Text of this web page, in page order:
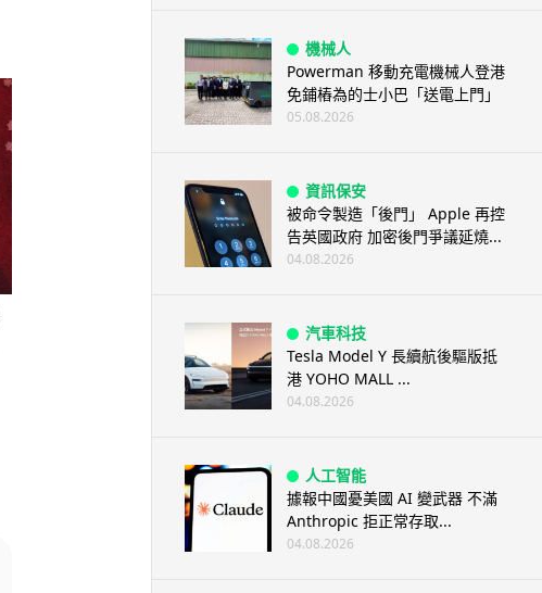
機械人
Powerman 移動充電機械人登港
免鋪樁為的士小巴「送電上門」
05.08.2026
資訊保安
被命令製造「後門」 Apple 再控
告英國政府 加密後門爭議延燒...
04.08.2026
汽車科技
Tesla Model Y 長續航後驅版抵
港 YOHO MALL ...
04.08.2026
人工智能
據報中國憂美國 AI 變武器 不滿
Anthropic 拒正常存取...
04.08.2026